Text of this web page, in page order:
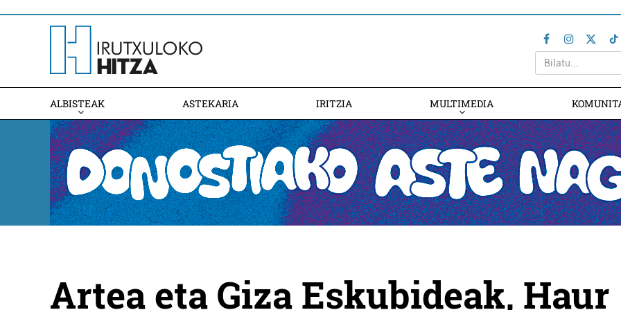
ALBISTEAK ASTEKARIA IRITZIA MULTIMEDIA
Artea eta Giza Eskubideak, Haur